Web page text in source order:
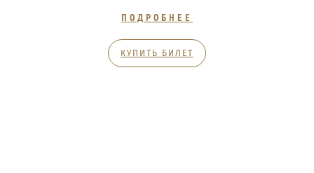
ПОДРОБНЕЕ
КУПИТЬ БИЛЕТ